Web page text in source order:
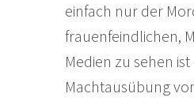
einfach nur der
frauenfeindlichen,
Medien zu sehen
Machtausübung